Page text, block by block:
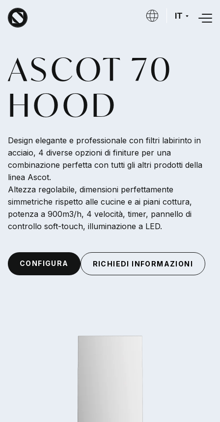
Salta al contenuto principale
IT
ASCOT 70
HOOD
Design elegante e professionale con filtri labirinto in
acciaio, 4 diverse opzioni di finiture per una
combinazione perfetta con tutti gli altri prodotti della
linea Ascot.
Altezza regolabile, dimensioni perfettamente
simmetriche rispetto alle cucine e ai piani cottura,
potenza a 900m3/h, 4 velocità, timer, pannello di
controllo soft-touch, illuminazione a LED.
CONFIGURA RICHIEDI INFORMAZIONI